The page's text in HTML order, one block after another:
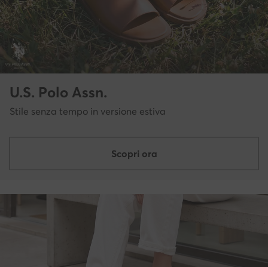
U.S. Polo Assn.
Stile senza tempo in versione estiva
Scopri ora